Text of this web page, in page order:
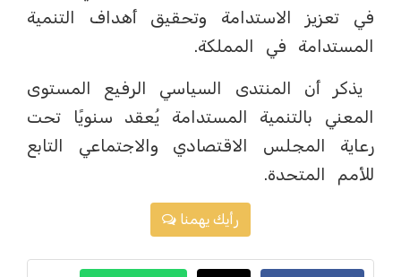
في تعزيز الاستدامة وتحقيق أهداف التنمية
المستدامة في المملكة.
يذكر أن المنتدى السياسي الرفيع المستوى
المعني بالتنمية المستدامة يُعقد سنويًا تحت
رعاية المجلس الاقتصادي والاجتماعي التابع
للأمم المتحدة.
رأيك يهمنا